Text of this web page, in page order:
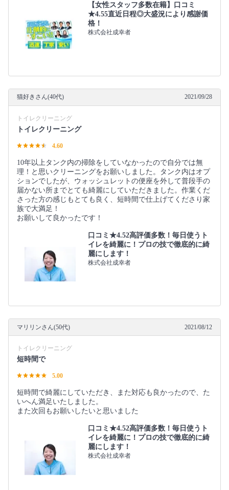
【女性スタッフ多数在籍】口コミ
★4.55直近日程◎大盛況により感謝価
格！
株式会社成幸者
猫好きさん(40代) 2021/09/28
トイレクリーニング
トイレクリーニング
4.60
10年以上タンク内の掃除をしていなかったので自分では無
理！と思いクリーニングをお願いしました。タンク内はオプ
ションでしたが、ウォッシュレットの便座を外して普段手の
届かない所までとても綺麗にしていただきました。作業くだ
さった方の感じもとても良く、短時間で仕上げてくださり家
族で大満足！
お願いして良かったです！
口コミ★4.52高評価多数！毎日使うト
イレを綺麗に！プロの技で徹底的に綺
麗にします！
株式会社成幸者
マリリンさん(50代) 2021/08/12
トイレクリーニング
短時間で
5.00
短時間で綺麗にしていただき、また対応も良かったので、た
いへん満足いたしました。
また次回もお願いしたいと思いました
口コミ★4.52高評価多数！毎日使うト
イレを綺麗に！プロの技で徹底的に綺
麗にします！
株式会社成幸者